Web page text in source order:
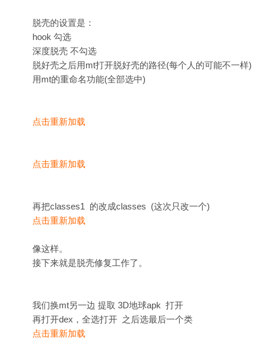
脱壳的设置是：
hook 勾选
深度脱壳 不勾选
脱好壳之后用mt打开脱好壳的路径(每个人的可能不一样)
用mt的重命名功能(全部选中)
点击重新加载
点击重新加载
再把classes1 的改成classes (这次只改一个)
点击重新加载
像这样。
接下来就是脱壳修复工作了。
我们换mt另一边 提取 3D地球apk 打开
再打开dex，全选打开 之后选最后一个类
点击重新加载